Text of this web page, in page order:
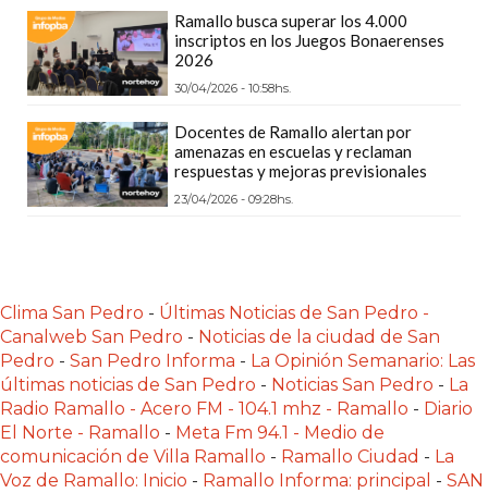
WHATSAPP:
LA
GUÍA
PARA
RESTAURANTES
Y
TIENDA
ONLINE:
¿CUÁL
ES
LA
MEJOR
PLATAFORMA?
Ramallo busca superar los 4.000
inscriptos en los Juegos Bonaerenses
2026
30/04/2026 - 10:58hs.
Docentes de Ramallo alertan por
amenazas en escuelas y reclaman
respuestas y mejoras previsionales
23/04/2026 - 09:28hs.
Clima San Pedro - Últimas Noticias de San Pedro -
Canalweb San Pedro - Noticias de la ciudad de San
Pedro - San Pedro Informa - La Opinión Semanario: Las
últimas noticias de San Pedro - Noticias San Pedro - La
Radio Ramallo - Acero FM - 104.1 mhz - Ramallo - Diario
El Norte - Ramallo - Meta Fm 94.1 - Medio de
comunicación de Villa Ramallo - Ramallo Ciudad - La
Voz de Ramallo: Inicio - Ramallo Informa: principal - SAN